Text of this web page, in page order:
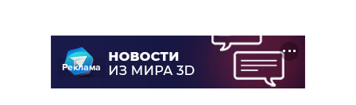
Реклама